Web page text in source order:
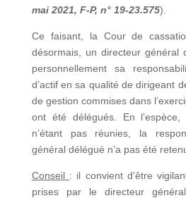
mai 2021, F-P, n° 19-23.575).
Ce faisant, la Cour de
désormais, un directeur général
personnellement sa
d’actif en sa qualité de dirigeant
de gestion commises dans
ont été délégués. En
n’étant pas réunies, la
général délégué n’a pas été
Conseil : il convient d’être
prises par le directeur